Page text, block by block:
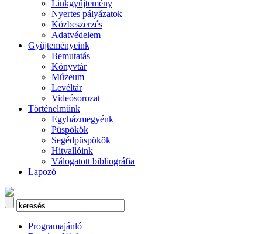
Linkgyűjtemény
Nyertes pályázatok
Közbeszerzés
Adatvédelem
Gyűjteményeink
Bemutatás
Könyvtár
Múzeum
Levéltár
Videósorozat
Történelmünk
Egyházmegyénk
Püspökök
Segédpüspökök
Hitvallóink
Válogatott bibliográfia
Lapozó
Programajánló